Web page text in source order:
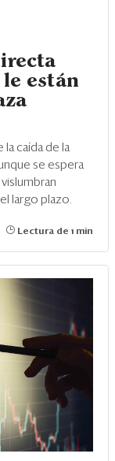
están
la caída de la
se espera
largo plazo.
Lectura de 1 min